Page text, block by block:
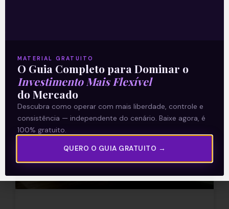
04/08/2021
ARTIGOS
MATERIAL GRATUITO
O Guia Completo para Dominar o
Investimento Mais Flexível
do Mercado
Descubra como operar com mais liberdade, controle e
consistência — independente do cenário. Baixe agora, é
100% gratuito.
QUERO O GUIA GRATUITO →